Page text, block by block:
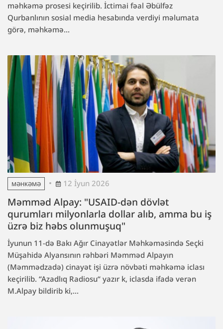
məhkəmə prosesi keçirilib. İctimai fəal Əbülfəz
Qurbanlının sosial media hesabında verdiyi məlumata
görə, məhkəmə...
MƏHKƏMƏ 12 İyun 2026
Məmməd Alpay: "USAID-dən dövlət
qurumları milyonlarla dollar alıb, amma bu iş
üzrə biz həbs olunmuşuq"
İyunun 11-də Bakı Ağır Cinayətlər Məhkəməsində Seçki
Müşahidə Alyansının rəhbəri Məmməd Alpayın
(Məmmədzadə) cinayət işi üzrə növbəti məhkəmə iclası
keçirilib. “Azadlıq Radiosu“ yazır k, iclasda ifadə verən
M.Alpay bildirib ki,...